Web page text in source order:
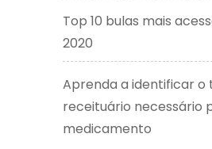
Top 10 bulas mais
2020
Aprenda a identificar o
receituário necessário
medicamento